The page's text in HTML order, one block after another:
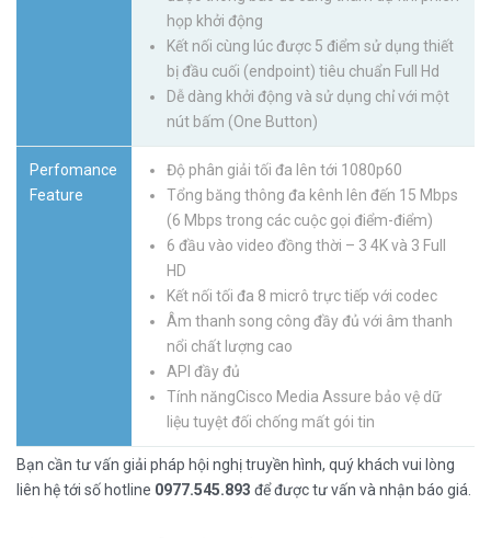
họp khởi động
Kết nối cùng lúc được 5 điểm sử dụng thiết
bị đầu cuối (endpoint) tiêu chuẩn Full Hd
Dễ dàng khởi động và sử dụng chỉ với một
nút bấm (One Button)
Perfomance
Feature
Độ phân giải tối đa lên tới 1080p60
Tổng băng thông đa kênh lên đến 15 Mbps
(6 Mbps trong các cuộc gọi điểm-điểm)
6 đầu vào video đồng thời – 3 4K và 3 Full
HD
Kết nối tối đa 8 micrô trực tiếp với codec
Âm thanh song công đầy đủ với âm thanh
nổi chất lượng cao
API đầy đủ
Tính năngCisco Media Assure bảo vệ dữ
liệu tuyệt đối chống mất gói tin
Bạn cần tư vấn giải pháp hội nghị truyền hình, quý khách vui lòng
liên hệ tới số hotline 0977.545.893 để được tư vấn và nhận báo giá.